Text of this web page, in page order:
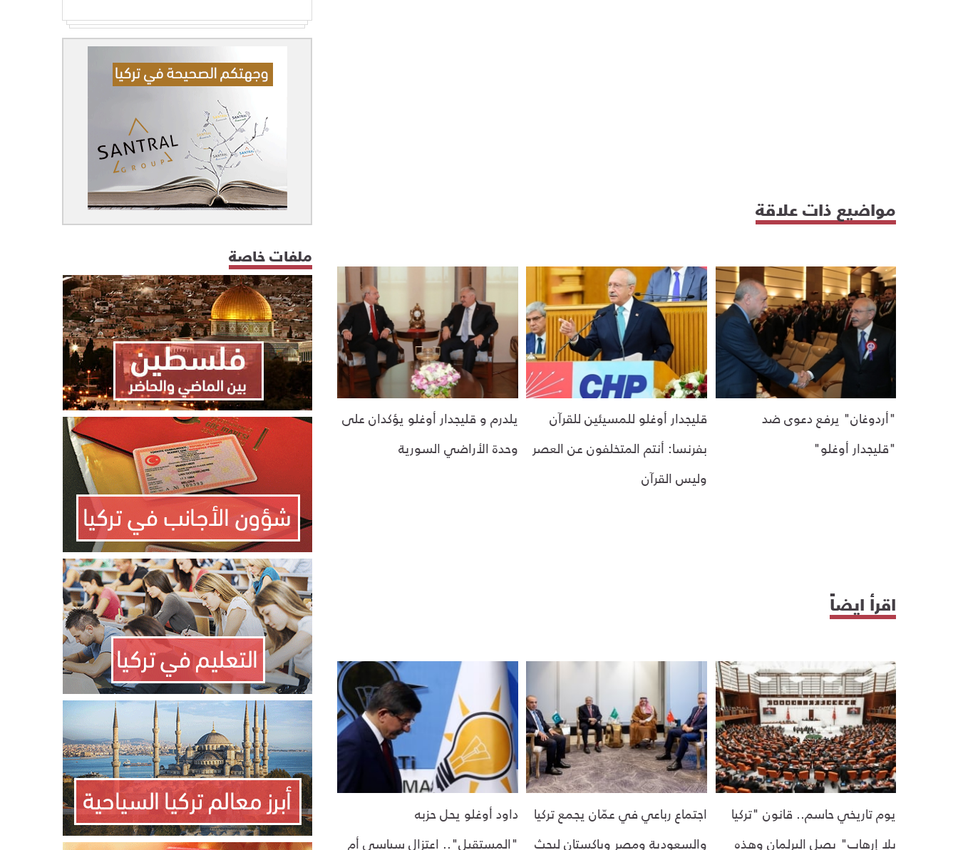
مواضيع ذات علاقة
"أردوغان" يرفع دعوى ضد
"قليجدار أوغلو"
قليجدار أوغلو للمسيئين للقرآن
بفرنسا: أنتم المتخلفون عن العصر
وليس القرآن
يلدرم و قليجدار أوغلو يؤكدان على
وحدة الأراضي السورية
اقرأ ايضاً
يوم تاريخي حاسم.. قانون "تركيا
بلا إرهاب" يصل البرلمان وهذه
اجتماع رباعي في عمّان يجمع تركيا
والسعودية ومصر وباكستان لبحث
داود أوغلو يحل حزبه
"المستقبل".. اعتزال سياسي أم
ملفات خاصة